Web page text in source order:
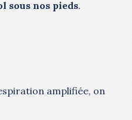
sous nos pieds.
amplifiée, on